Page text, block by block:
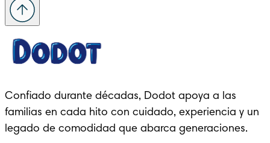
Confiado durante décadas, Dodot apoya a las
familias en cada hito con cuidado, experiencia y un
legado de comodidad que abarca generaciones.